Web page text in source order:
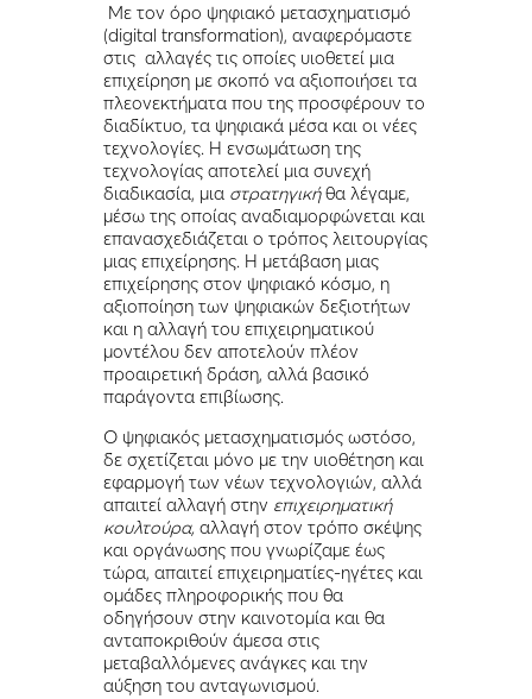
Με τον όρο ψηφιακό μετασχηματισμό
(digital transformation), αναφερόμαστε
στις αλλαγές τις οποίες υιοθετεί μια
επιχείρηση με σκοπό να αξιοποιήσει τα
πλεονεκτήματα που της προσφέρουν το
διαδίκτυο, τα ψηφιακά μέσα και οι νέες
τεχνολογίες. Η ενσωμάτωση της
τεχνολογίας αποτελεί μια συνεχή
διαδικασία, μια στρατηγικήθα λέγαμε,
μέσω της οποίας αναδιαμορφώνεται και
επανασχεδιάζεται ο τρόπος λειτουργίας
μιας επιχείρησης. Η μετάβαση μιας
επιχείρησης στον ψηφιακό κόσμο, η
αξιοποίηση των ψηφιακών δεξιοτήτων
και η αλλαγή του επιχειρηματικού
μοντέλου δεν αποτελούν πλέον
προαιρετική δράση, αλλά βασικό
παράγοντα επιβίωσης.
Ο ψηφιακός μετασχηματισμός ωστόσο,
δε σχετίζεται μόνο με την υιοθέτηση και
εφαρμογή των νέων τεχνολογιών, αλλά
απαιτεί αλλαγή στην επιχειρηματική
κουλτούρα,αλλαγή στον τρόπο σκέψης
και οργάνωσης που γνωρίζαμε έως
τώρα, απαιτεί επιχειρηματίες-ηγέτες και
ομάδες πληροφορικής που θα
οδηγήσουν στην καινοτομία και θα
ανταποκριθούν άμεσα στις
μεταβαλλόμενες ανάγκες και την
αύξηση του ανταγωνισμού.